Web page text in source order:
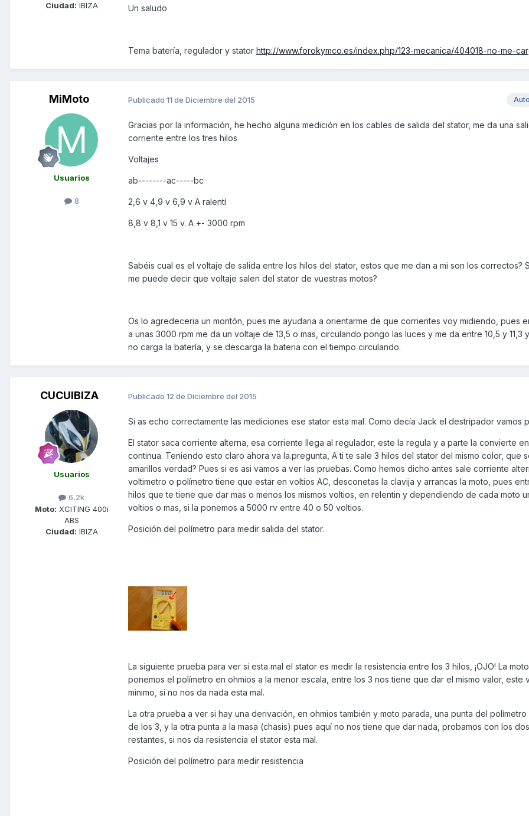
Ciudad: IBIZA Un saludo
Tema batería, regulador y stator http://www.forokymco.es/index.php/123-mecanica/404018-no-me-
MiMoto
Usuarios
8
Publicado 11 de Diciembre del 2015
Gracias por la información, he hecho alguna medición en los cables de salida del stator, me da una
corriente entre los tres hilos
Voltajes
ab--------ac-----bc
2,6 v 4,9 v 6,9 v A ralentí
8,8 v 8,1 v 15 v. A +- 3000 rpm
Sabéis cual es el voltaje de salida entre los hilos del stator, estos que me dan a mi son los correctos?
me puede decir que voltaje salen del stator de vuestras motos?
Os lo agredeceria un montón, pues me ayudaria a orientarme de que corrientes voy midiendo, pues
a unas 3000 rpm me da un voltaje de 13,5 o mas, circulando pongo las luces y me da entre 10,5 y 11,3
no carga la batería, y se descarga la bateria con el tiempo circulando.
CUCUIBIZA
Usuarios
6,2k
Moto: XCITING 400i
ABS
Ciudad: IBIZA
Publicado 12 de Diciembre del 2015
Si as echo correctamente las mediciones ese stator esta mal. Como decía Jack el destripador vamos
El stator saca corriente alterna, esa corriente llega al regulador, este la regula y a parte la convierte
continua. Teniendo esto claro ahora va la.pregunta, A ti te sale 3 hilos del stator del mismo color, que
amarillos verdad? Pues si es asi vamos a ver las pruebas. Como hemos dicho antes sale corriente
voltimetro o polímetro tiene que estar en voltios AC, desconetas la clavija y arrancas la moto, pues
hilos que te tiene que dar mas o menos los mismos voltios, en relentin y dependiendo de cada moto
voltios o mas, si la ponemos a 5000 rv entre 40 o 50 voltios.
Posición del polímetro para medir salida del stator.
La siguiente prueba para ver si esta mal el stator es medir la resistencia entre los 3 hilos, ¡OJO! La
ponemos el polímetro en ohmios a la menor escala, entre los 3 nos tiene que dar el mismo valor, este
minimo, si no nos da nada esta mal.
La otra prueba a ver si hay una derivación, en ohmios también y moto parada, una punta del polímetro
de los 3, y la otra punta a la masa (chasis) pues aquí no nos tiene que dar nada, probamos con los
restantes, si nos da resistencia el stator esta mal.
Posición del polímetro para medir resistencia